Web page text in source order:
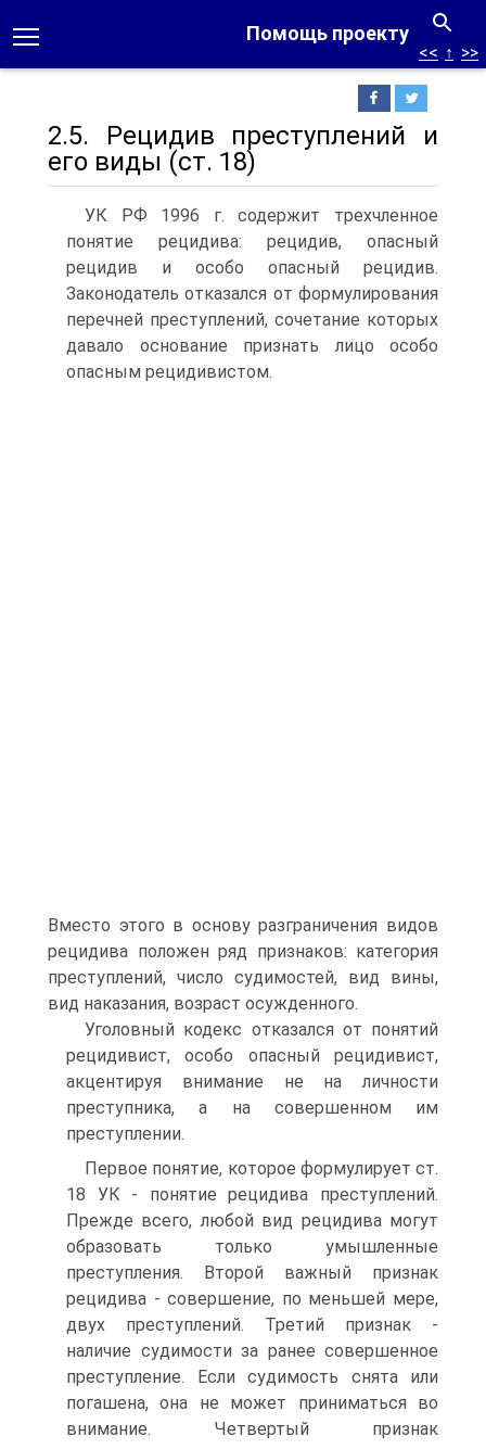
Помощь проекту
<< ↑ >>
2.5. Рецидив преступлений и
его виды (ст. 18)
УК РФ 1996 г. содержит трехчленное
понятие рецидива: рецидив, опасный
рецидив и особо опасный рецидив.
Законодатель отказался от формулирования
перечней преступлений, сочетание которых
давало основание признать лицо особо
опасным рецидивистом.
Вместо этого в основу разграничения видов
рецидива положен ряд признаков: категория
преступлений, число судимостей, вид вины,
вид наказания, возраст осужденного.
Уголовный кодекс отказался от понятий
рецидивист, особо опасный рецидивист,
акцентируя внимание не на личности
преступника, а на совершенном им
преступлении.
Первое понятие, которое формулирует ст.
18 УК - понятие рецидива преступлений.
Прежде всего, любой вид рецидива могут
образовать только умышленные
преступления. Второй важный признак
рецидива - совершение, по меньшей мере,
двух преступлений. Третий признак -
наличие судимости за ранее совершенное
преступление. Если судимость снята или
погашена, она не может приниматься во
внимание. Четвертый признак